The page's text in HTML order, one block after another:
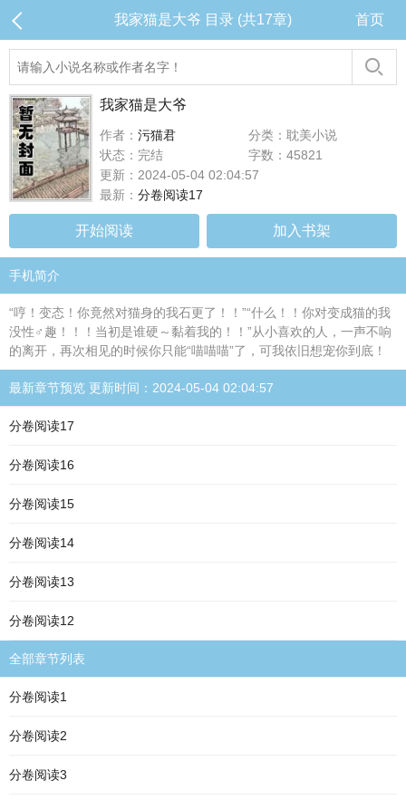
我家猫是大爷 目录 (共17章) 首页
我家猫是大爷
作者： 污猫君
分类：耽美小说
状态：完结
字数：45821
更新：2024-05-04 02:04:57
最新： 分卷阅读17
开始阅读 加入书架
手机简介
“哼！变态！你竟然对猫身的我石更了！！”“什么！！你对变成猫的我
没性♂趣！！！当初是谁硬～黏着我的！！”从小喜欢的人，一声不响
的离开，再次相见的时候你只能“喵喵喵”了，可我依旧想宠你到底！
最新章节预览 更新时间：2024-05-04 02:04:57
分卷阅读17
分卷阅读16
分卷阅读15
分卷阅读14
分卷阅读13
分卷阅读12
全部章节列表
分卷阅读1
分卷阅读2
分卷阅读3